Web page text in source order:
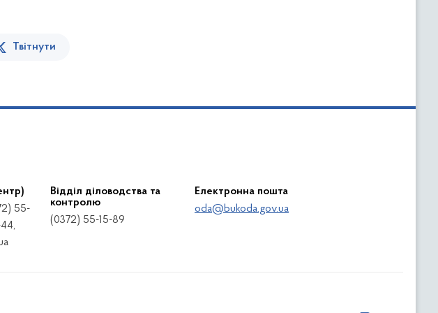
Твітнути
55-
Відділ діловодства та
контролю
(0372) 55-15-89
Електронна пошта
oda@bukoda.gov.ua